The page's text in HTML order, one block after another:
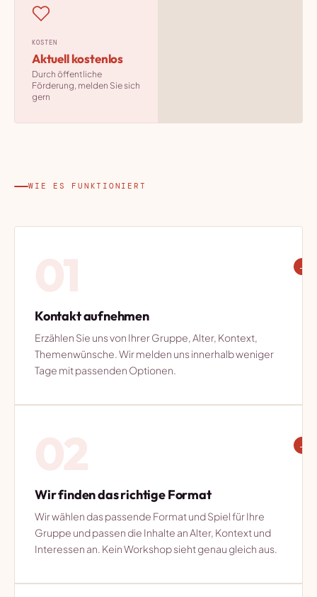
KOSTEN
Aktuell kostenlos
Durch öffentliche
Förderung, melden Sie sich
gern
WIE ES FUNKTIONIERT
Kontakt aufnehmen
Erzählen Sie uns von Ihrer Gruppe, Alter, Kontext,
Themenwünsche. Wir melden uns innerhalb weniger
Tage mit passenden Optionen.
→
Wir finden das richtige Format
Wir wählen das passende Format und Spiel für Ihre
Gruppe und passen die Inhalte an Alter, Kontext und
Interessen an. Kein Workshop sieht genau gleich aus.
→